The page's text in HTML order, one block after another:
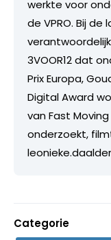
werkte voor
de VPRO. Bij
3VOOR12 dat
Prix Europa,
Digital Award
van Fast
onderzoekt,
Categorie